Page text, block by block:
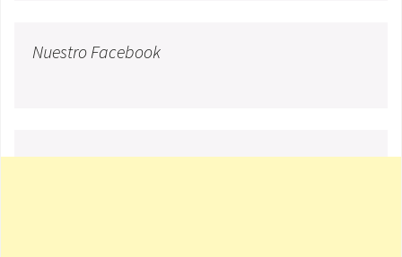
Nuestro Facebook